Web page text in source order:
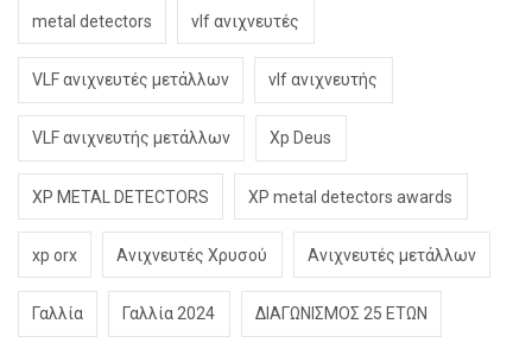
metal detectors vlf ανιχνευτές
VLF ανιχνευτές μετάλλων vlf ανιχνευτής
VLF ανιχνευτής μετάλλων Xp Deus
XP METAL DETECTORS XP metal detectors awards
xp orx Ανιχνευτές Χρυσού Ανιχνευτές μετάλλων
Γαλλία Γαλλία 2024 ΔΙΑΓΩΝΙΣΜΟΣ 25 ΕΤΩΝ